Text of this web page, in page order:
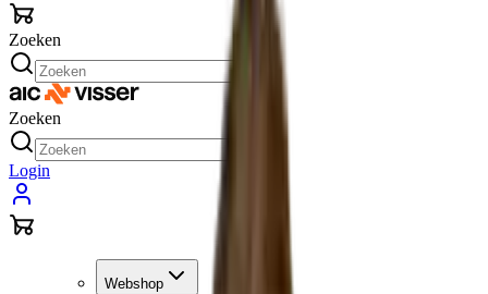
Zoeken
Zoeken
Login
Webshop